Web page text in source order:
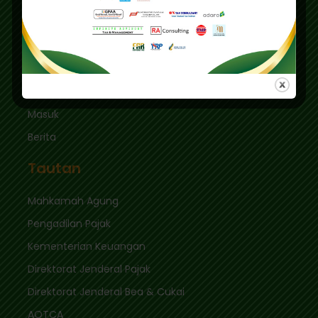
Kec. Keb. Baru Jl. Fatmawati Raya
Jakarta Selatan 12410
sekretariat@ikpi.or.id
Masuk
Berita
Tautan
Mahkamah Agung
Pengadilan Pajak
Kementerian Keuangan
Direktorat Jenderal Pajak
Direktorat Jenderal Bea & Cukai
AOTCA